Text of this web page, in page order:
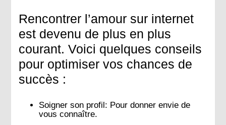
Rencontrer l’amour sur internet
est devenu de plus en plus
courant. Voici quelques conseils
pour optimiser vos chances de
succès :
Soigner son profil: Pour donner envie de
vous connaître.